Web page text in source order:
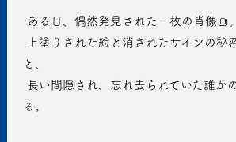
ある日、偶然発見された一枚の肖像画。
と、
る。